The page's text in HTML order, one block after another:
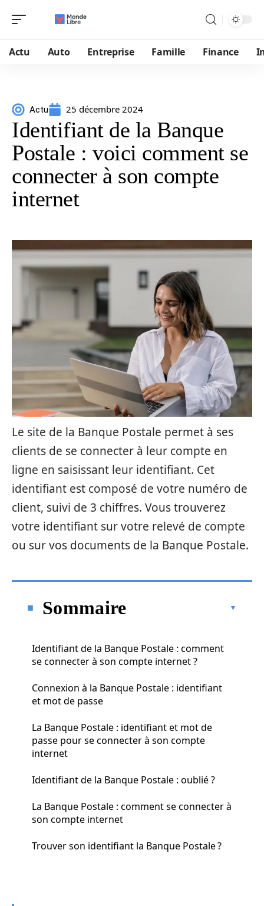
Actu Auto Entreprise Famille Finance
Actu 25 décembre 2024
Identifiant de la Banque
Postale : voici comment se
connecter à son compte
internet
Le site de la Banque Postale permet à ses
clients de se connecter à leur compte en
ligne en saisissant leur identifiant. Cet
identifiant est composé de votre numéro de
client, suivi de 3 chiffres. Vous trouverez
votre identifiant sur votre relevé de compte
ou sur vos documents de la Banque Postale.
Sommaire
Identifiant de la Banque Postale : comment
se connecter à son compte internet ?
Connexion à la Banque Postale : identifiant
et mot de passe
La Banque Postale : identifiant et mot de
passe pour se connecter à son compte
internet
Identifiant de la Banque Postale : oublié ?
La Banque Postale : comment se connecter à
son compte internet
Trouver son identifiant la Banque Postale ?